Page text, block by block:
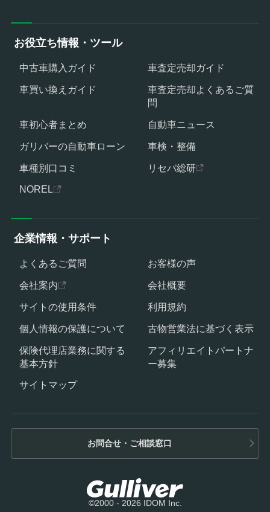
お役立ち情報・ツール
中古車購入ガイド
車査定売却ガイド
車買い換えガイド
車査定売却よくあるご質
問
車初心者まとめ
自動車ニュース
ガリバーの自動車ローン
車検・整備
車種別口コミ
リセバ総研
NOREL
お問合せ・ご相談窓口
©2000 - 2026 IDOM Inc.
企業情報・サポート
よくあるご質問
お客様の声
会社案内
会社概要
サイトの使用条件
利用規約
個人情報の保護について
古物営業法に基づく表示
保険代理店業務に関する
基本方針
アフィリエイトパートナ
ー募集
サイトマップ